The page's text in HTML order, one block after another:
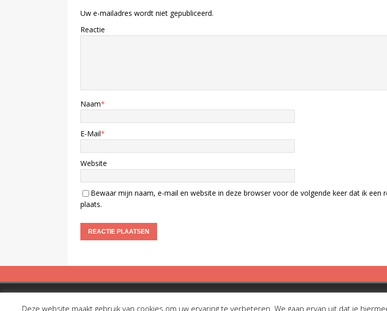
Uw e-mailadres wordt niet gepubliceerd.
Reactie
Naam*
E-Mail*
Website
Bewaar mijn naam, e-mail en website in deze browser voor de volgende keer dat ik een
plaats.
Deze website maakt gebruik van cookies om uw ervaring te verbeteren. We gaan ervan uit dat je